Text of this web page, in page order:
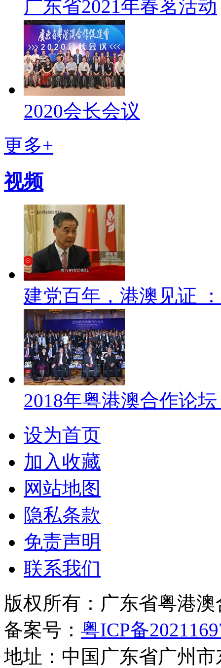
广东省2021年春茗活动
2020会长会议
更多+
视频
建党百年，港澳见证
2018年粤港澳合作论
设为首页
加入收藏
网站地图
隐私条款
免责声明
联系我们
版权所有：广东省粤港
备案号： 粤ICP备
地址：中国广东省广州